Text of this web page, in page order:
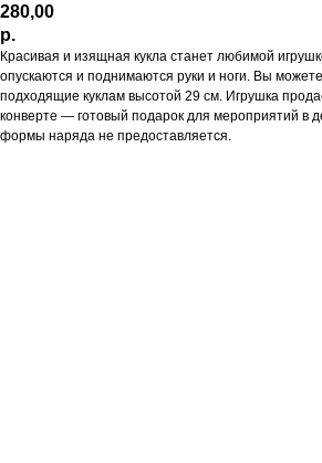
280,00
р.
Красивая и изящная кукла станет любимой
опускаются и поднимаются руки и ноги. Вы
подходящие куклам высотой 29 см. Игрушка
конверте — готовый подарок для мероприятий в
формы наряда не предоставляется.